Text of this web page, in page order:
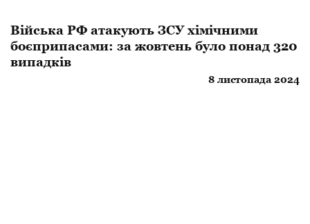
​Війська РФ атакують ЗСУ хімічними
боєприпасами: за жовтень було понад 320
випадків
8 листопада 2024